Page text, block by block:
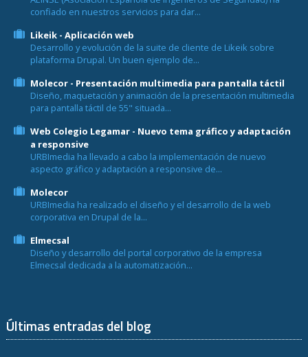
confiado en nuestros servicios para dar...
Likeik - Aplicación web
Desarrollo y evolución de la suite de cliente de Likeik sobre
plataforma Drupal. Un buen ejemplo de...
Molecor - Presentación multimedia para pantalla táctil
Diseño, maquetación y animación de la presentación multimedia
para pantalla táctil de 55" situada...
Web Colegio Legamar - Nuevo tema gráfico y adaptación
a responsive
URBImedia ha llevado a cabo la implementación de nuevo
aspecto gráfico y adaptación a responsive de...
Molecor
URBImedia ha realizado el diseño y el desarrollo de la web
corporativa en Drupal de la...
Elmecsal
Diseño y desarrollo del portal corporativo de la empresa
Elmecsal dedicada a la automatización...
Últimas entradas del blog